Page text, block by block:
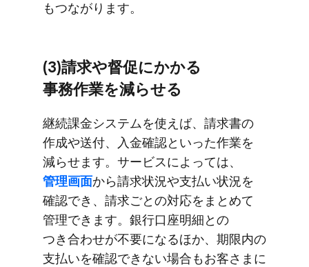
もつながります。
(3)請求や​督促に​かかる​
事務作業を​減らせる
継続課金システムを​使えば、​請求書の​
作成や​送付、​入金確認と​いった​作業を​
減らせます。​サービスに​よっては、
管理画面から​請求状況や​支払い​状況を​
確認でき、​請求ごとの​対応を​まとめて​
管理できます。​銀行口座明細との​
つき合わせが​不要に​なる​ほか、​期限内の​
支払いを​確認できない​場合も​お客さまに​